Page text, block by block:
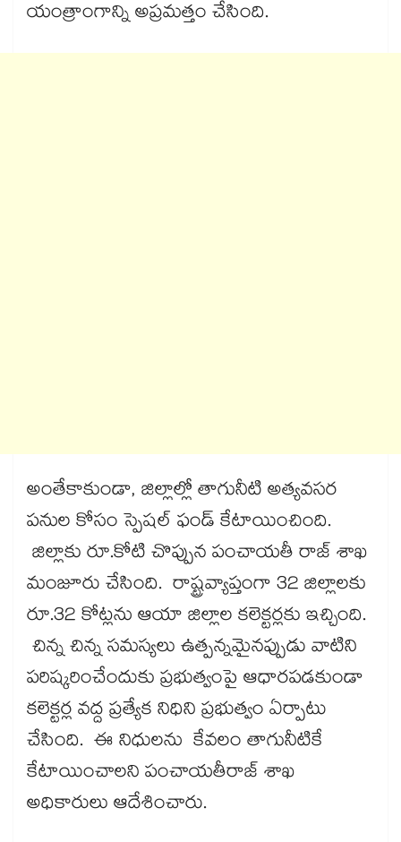
యంత్రాంగాన్ని అప్రమత్తం చేసింది.
అంతేకాకుండా, జిల్లాల్లో తాగునీటి అత్యవసర
పనుల కోసం స్పెషల్ ఫండ్ కేటాయించింది.
జిల్లాకు రూ.కోటి చొప్పున పంచాయతీ రాజ్ శాఖ
మంజూరు చేసింది. రాష్ట్రవ్యాప్తంగా 32 జిల్లాలకు
రూ.32 కోట్లను ఆయా జిల్లాల కలెక్టర్లకు ఇచ్చింది.
చిన్న చిన్న సమస్యలు ఉత్పన్నమైనప్పుడు వాటిని
పరిష్కరించేందుకు ప్రభుత్వంపై ఆధారపడకుండా
కలెక్టర్ల వద్ద ప్రత్యేక నిధిని ప్రభుత్వం ఏర్పాటు
చేసింది. ఈ నిధులను కేవలం తాగునీటికే
కేటాయించాలని పంచాయతీరాజ్ శాఖ
అధికారులు ఆదేశించారు.